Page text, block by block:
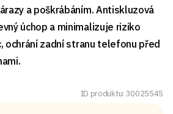
a poškrábáním. Antiskluzová
úchop a minimalizuje riziko
ochrání zadní stranu telefonu před
ID produktu: 30025545